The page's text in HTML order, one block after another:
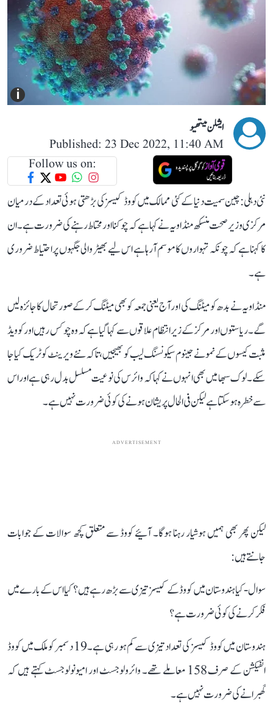
i
ایشلن میتھیو
Published: 23 Dec 2022, 11:40 AM
Follow us on:
نئی دہلی: چین سمیت دنیا کے کئی ممالک میں کووڈ کیسز کی بڑھتی ہوئی تعداد کے درمیان
مرکزی وزیر صحت منسکھ منڈاویہ نے کہا ہے کہ چوکنا اور محتاط رہنے کی ضرورت ہے۔ ان
کا کہنا ہے کہ چونکہ تہواروں کا موسم آرہا ہے اس لیے بھیڑ والی جگہوں پر احتیاط ضروری
ہے۔
منڈاویہ نے بدھ کو میٹنگ کی اور آج یعنی جمعہ کو بھی میٹنگ کر کے صورتحال کا جائزہ لیں
گے۔ ریاستوں اور مرکز کے زیر انتظام علاقوں سے کہا گیا ہے کہ وہ چوکس رہیں اور کوویڈ
مثبت کیسوں کے نمونے جینوم سیکونسنگ لیب کو بھیجیں، تاکہ نئے ویرینٹ کو ٹریک کیا جا
سکے۔ لوک سبھا میں بھی انہوں نے کہا کہ وائرس کی نوعیت مسلسل بدل رہی ہے اور اس
سے خطرہ ہو سکتا ہے لیکن فی الحال پریشان ہونے کی کوئی ضرورت نہیں ہے۔
ADVERTISEMENT
لیکن پھر بھی ہمیں ہوشیار رہنا ہوگا۔ آئیے کووڈ سے متعلق کچھ سوالات کے جوابات
جانتے ہیں:
سوال - کیا ہندوستان میں کووڈ کے کیسز تیزی سے بڑھ رہے ہیں؟ کیا اس کے بارے میں
فکر کرنے کی کوئی ضرورت ہے؟
ہندوستان میں کووڈ کیسز کی تعداد تیزی سے کم ہو رہی ہے۔ 19 دسمبر کو ملک میں کووڈ
انفیکشن کے صرف 158 معاملے تھے۔ وائرولوجسٹ اور امیونولوجسٹ کہتے ہیں کہ
گھبرانے کی ضرورت نہیں ہے۔